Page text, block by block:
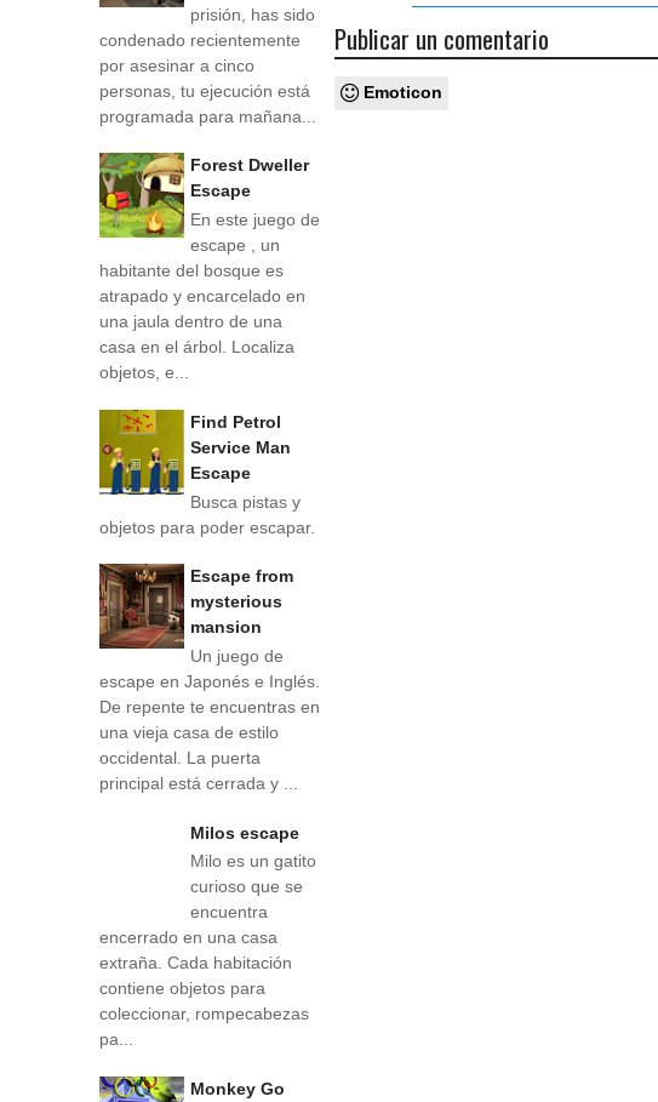
Publicar un comentario
Emoticon
prisión, has sido
condenado recientemente
por asesinar a cinco
personas, tu ejecución está
programada para mañana...
Forest Dweller
Escape
En este juego de
escape , un
habitante del bosque es
atrapado y encarcelado en
una jaula dentro de una
casa en el árbol. Localiza
objetos, e...
Find Petrol
Service Man
Escape
Busca pistas y
objetos para poder escapar.
Escape from
mysterious
mansion
Un juego de
escape en Japonés e Inglés.
De repente te encuentras en
una vieja casa de estilo
occidental. La puerta
principal está cerrada y ...
Milos escape
Milo es un gatito
curioso que se
encuentra
encerrado en una casa
extraña. Cada habitación
contiene objetos para
coleccionar, rompecabezas
pa...
Monkey Go